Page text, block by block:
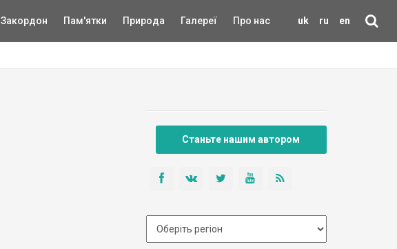
uk ru en
Закордон Пам'ятки Природа Галереї Про нас
Станьте нашим автором